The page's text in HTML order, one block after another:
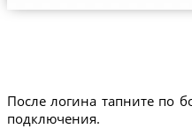
После логина тапните по
подключения.